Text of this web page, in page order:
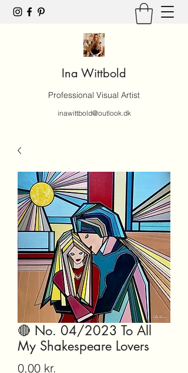
Ina Wittbold
Professional Visual Artist
inawittbold@outlook.dk
🔴 No. 04/2023 To All
My Shakespeare Lovers
0,00 kr.